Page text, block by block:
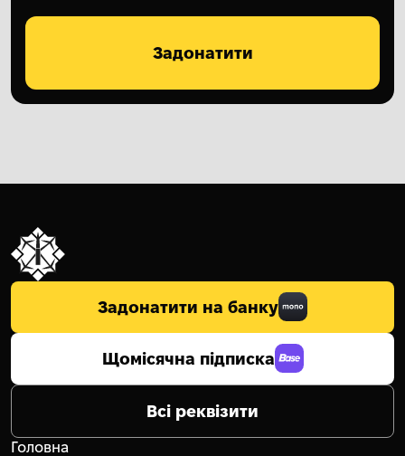
Задонатити
Задонатити на банку
Щомісячна підписка
Всі реквізити
Головна